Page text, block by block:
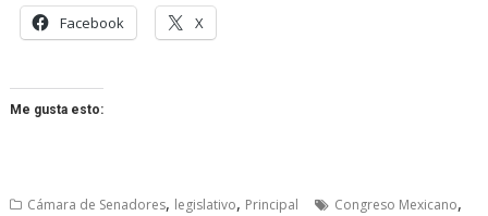
Facebook X
Me gusta esto:
Cámara de Senadores, legislativo, Principal Congreso Mexicano,